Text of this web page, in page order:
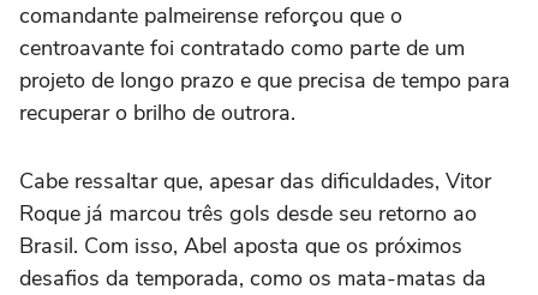
comandante palmeirense reforçou que o
centroavante foi contratado como parte de um
projeto de longo prazo e que precisa de tempo para
recuperar o brilho de outrora.
Cabe ressaltar que, apesar das dificuldades, Vitor
Roque já marcou três gols desde seu retorno ao
Brasil. Com isso, Abel aposta que os próximos
desafios da temporada, como os mata-matas da